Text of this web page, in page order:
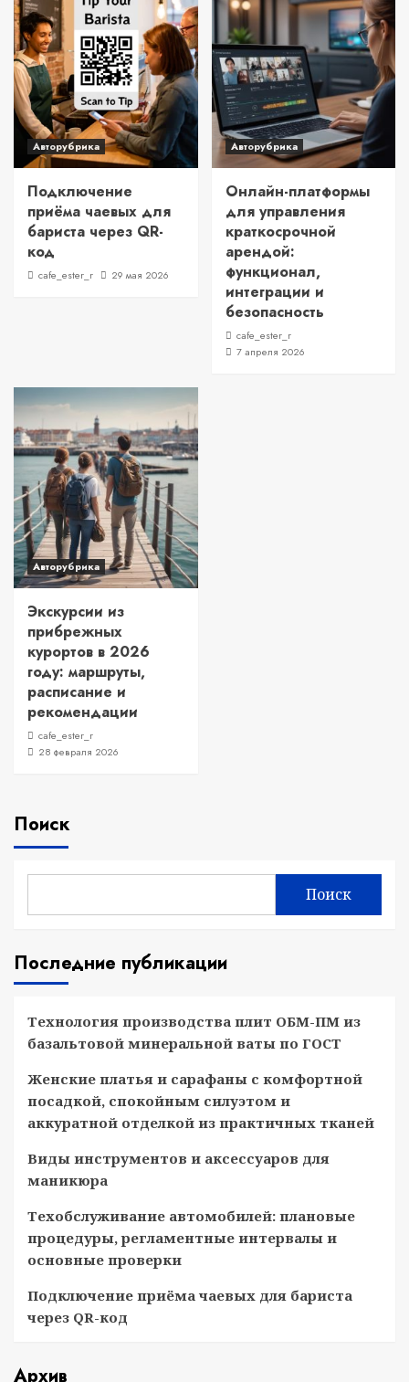
Авторубрика
Подключение
приёма чаевых для
бариста через QR-
код
cafe_ester_r 29 мая 2026
Авторубрика
Онлайн-платформы
для управления
краткосрочной
арендой:
функционал,
интеграции и
безопасность
cafe_ester_r
7 апреля 2026
Авторубрика
Экскурсии из
прибрежных
курортов в 2026
году: маршруты,
расписание и
рекомендации
cafe_ester_r
28 февраля 2026
Поиск
Поиск
Последние публикации
Технология производства плит ОБМ-ПМ из
базальтовой минеральной ваты по ГОСТ
Женские платья и сарафаны с комфортной
посадкой, спокойным силуэтом и
аккуратной отделкой из практичных тканей
Виды инструментов и аксессуаров для
маникюра
Техобслуживание автомобилей: плановые
процедуры, регламентные интервалы и
основные проверки
Подключение приёма чаевых для бариста
через QR-код
Архив